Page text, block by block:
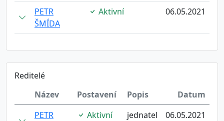
PETR
ŠMÍDA
Aktivní 06.05.2021
Reditelé
Název
Postavení Popis
Datum
PETR
Aktivní jednatel 06.05.2021